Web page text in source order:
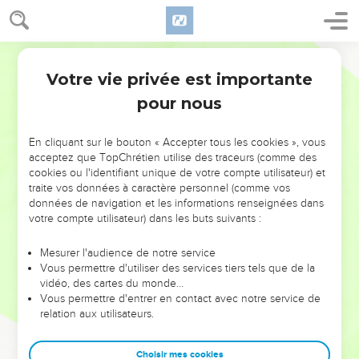
NE MANQUEZ PAS L’ÉVÉNEMENT
DE L’ANNÉE !
ET SI LEURS ERREURS POUVAIENT VOUS ÉVITER LES
VOTRES ?
leur foi ou leur vision. Mais on voit moins les doutes, les erreurs
et les saisons difficiles qu'ils ont traversés, alors même que ce
sont elles qui les ont façonnés.
Dans cette conférence, leaders, entrepreneurs, et responsables
clés pour avancer avec plus de sagesse afin que leurs erreurs
Votre vie privée est importante
pour nous
En cliquant sur le bouton « Accepter tous les cookies », vous
acceptez que TopChrétien utilise des traceurs (comme des
cookies ou l'identifiant unique de votre compte utilisateur) et
traite vos données à caractère personnel (comme vos
données de navigation et les informations renseignées dans
votre compte utilisateur) dans les buts suivants :
Mesurer l'audience de notre service
Vous permettre d'utiliser des services tiers tels que de la
vidéo, des cartes du monde…
Vous permettre d'entrer en contact avec notre service de
relation aux utilisateurs.
Choisir mes cookies